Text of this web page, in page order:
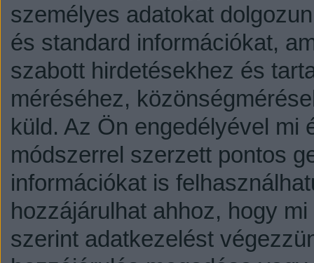
személyes adatokat
és standard információkat,
szabott hirdetésekhez és
méréséhez,
küld. Az Ön engedélyével mi
módszerrel szerzett pontos
információkat is
hozzájárulhat ahhoz, hogy
szerint adatkezelést